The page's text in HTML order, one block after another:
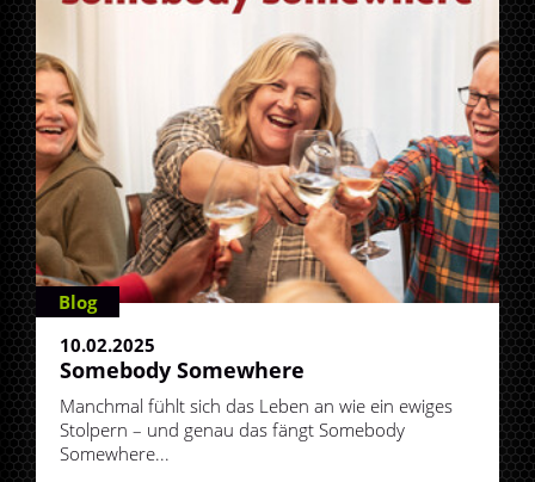
Blog
10.02.2025
Somebody Somewhere
Manchmal fühlt sich das Leben an wie ein ewiges
Stolpern – und genau das fängt Somebody
Somewhere...